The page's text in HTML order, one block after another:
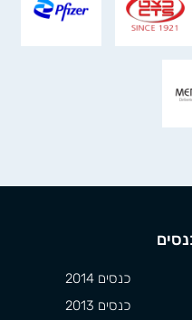
כנסים 2014
כנסים 2013